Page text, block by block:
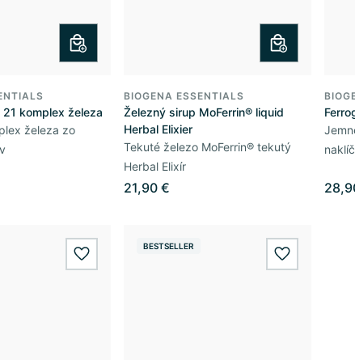
komplex železa
železa zo
BIOGENA ESSENTIALS
Železný sirup MoFerrin® liquid
Herbal Elixier
Tekuté železo MoFerrin® tekutý
Herbal Elixír
21,90 €
wishlist.add
BESTSELLER
wishlist.add